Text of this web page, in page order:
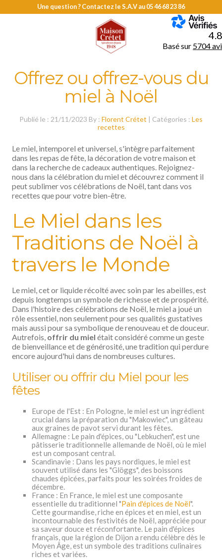
MENU
Une question ? Contactez le S.A.V au05 46 68 23 86
4.8
Basé sur 5704
Offrez ou offrez-vous du
miel à Noël
Publié le : 21/11/2023 By : Florent Crétet | Catégories : Les
recettes
Le miel, intemporel et universel, s'intègre parfaitement
dans les repas de fête, la décoration de votre maison et
dans la recherche de cadeaux authentiques. Rejoignez-
nous dans la célébration du miel et découvrez comment il
peut sublimer vos célébrations de Noël, tant dans vos
recettes que pour votre bien-être.
Le Miel dans les
Traditions de Noël à
travers le Monde
Le miel, cet or liquide récolté avec soin par les abeilles, est
depuis longtemps un symbole de richesse et de prospérité.
Dans l'histoire des célébrations de Noël, le miel a joué un
rôle essentiel, non seulement pour ses qualités gustatives
mais aussi pour sa symbolique de renouveau et de douceur.
Autrefois, offrir du miel était considéré comme un geste
de bienveillance et de générosité, une tradition qui perdure
encore aujourd'hui dans de nombreuses cultures.
Utiliser ou offrir du Miel pour les
fêtes
Europe de l'Est : En Pologne, le miel est un ingrédient
crucial dans la préparation du "Makowiec", un gâteau
aux graines de pavot servi durant les fêtes.
Allemagne : Le pain d'épices, ou "Lebkuchen", est une
pâtisserie traditionnelle allemande de Noël, où le miel
est un composant central.
Scandinavie : Dans les pays nordiques, le miel est
souvent utilisé dans les "Glöggs", des boissons
chaudes épicées, parfaits pour les soirées froides de
décembre.
France : En France, le miel est une composante
essentielle du traditionnel "Pain d'épices de Noël".
Cette gourmandise, riche en épices et en miel, est un
incontournable des festivités de Noël, appréciée pour
sa saveur douce et réconfortante. Le pain d'épices
français, que la région de Dijon a rendu célèbre dès le
Moyen Âge, est un symbole des traditions culinaires
riches et variées.